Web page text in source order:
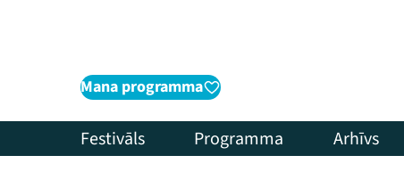
Mana programma
Festivāls Programma Arhīvs